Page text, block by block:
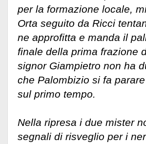
per la formazione locale,
Orta seguito da Ricci
ne approfitta e manda il
finale della prima frazione
signor Giampietro non ha
che Palombizio si fa
sul primo tempo.
Nella ripresa i due mister
segnali di risveglio per i